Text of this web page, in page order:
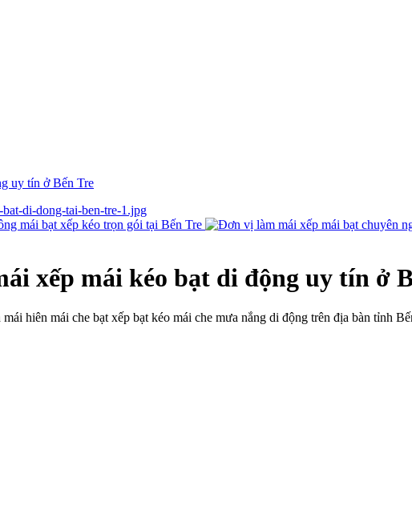
uy tín ở Bến Tre
xếp mái kéo bạt di động uy tín ở
hiên mái che bạt xếp bạt kéo mái che mưa nắng di động trên địa bàn tỉnh